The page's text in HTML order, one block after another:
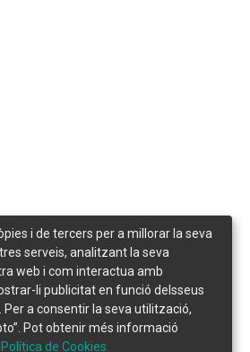
i de tercers per a millorar la seva
serveis, analitzant la seva
web i com interactua amb
li publicitat en funció delsseus
Per a consentir la seva utilització,
Pot obtenir més informació
Política de Cookies.